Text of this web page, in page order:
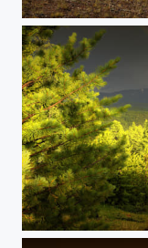
Altai-Szene
Sibirien